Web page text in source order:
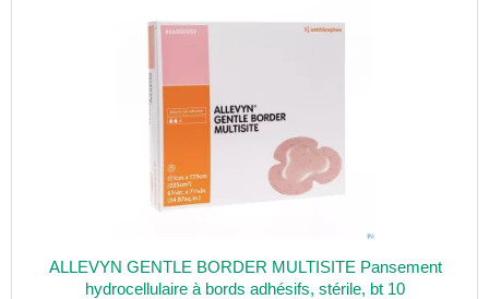
ALLEVYN GENTLE BORDER MULTISITE Pansement
hydrocellulaire à bords adhésifs, stérile, bt 10